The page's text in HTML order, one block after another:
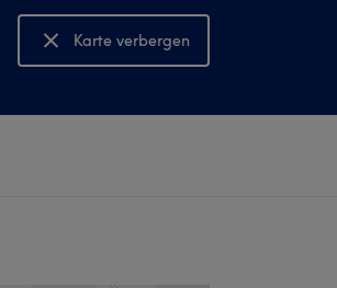
Karte verbergen
Karte anzeigen